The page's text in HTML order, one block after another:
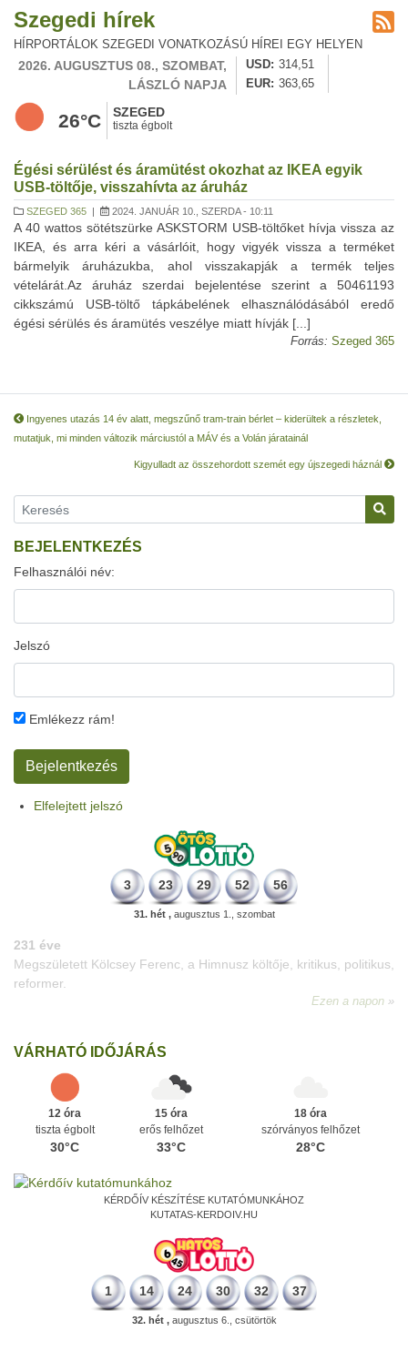
Szegedi hírek
HÍRPORTÁLOK SZEGEDI VONATKOZÁSÚ HÍREI EGY HELYEN
2026. AUGUSZTUS 08., SZOMBAT,
LÁSZLÓ NAPJA
USD
314,51
EUR
363,65
26°C SZEGED
tiszta égbolt
Égési sérülést és áramütést okozhat az IKEA egyik
USB-töltője, visszahívta az áruház
SZEGED 365 | 2024. JANUÁR 10., SZERDA - 10:11
A 40 wattos sötétszürke ASKSTORM USB-töltőket hívja vissza az
IKEA, és arra kéri a vásárlóit, hogy vigyék vissza a terméket
bármelyik áruházukba, ahol visszakapják a termék teljes
vételárát.Az áruház szerdai bejelentése szerint a 50461193
cikkszámú USB-töltő tápkábelének elhasználódásából eredő
égési sérülés és áramütés veszélye miatt hívják [...]
Forrás: Szeged 365
Ingyenes utazás 14 év alatt, megszűnő tram-train bérlet – kiderültek a részletek,
mutatjuk, mi minden változik márciustól a MÁV és a Volán járatainál
Kigyulladt az összehordott szemét egy újszegedi háznál
BEJELENTKEZÉS
Felhasználói név:
Jelszó
Emlékezz rám!
Elfelejtett jelszó
3 23 29 52 56
31. hét ,augusztus 1., szombat
331 éve
Megszületett Mikes Kelemen memoáríró, műfordító, a XVIII.
századi magyar prózairodalom legnagyobb alakja.
Ezen a napon
VÁRHATÓ IDŐJÁRÁS
12 óra
tiszta égbolt
30°C
15 óra
erős felhőzet
33°C
18 óra
szórványos felhőzet
28°C
KÉRDŐÍV KÉSZÍTÉSE KUTATÓMUNKÁHOZ
KUTATAS-KERDOIV.HU
1 14 24 30 32 37
32. hét ,augusztus 6., csütörtök